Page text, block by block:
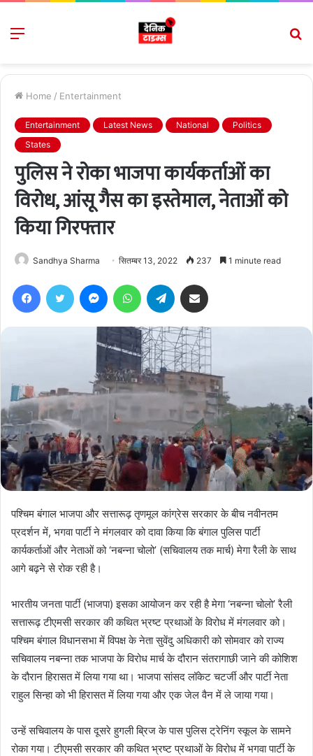
Menu
Home / Entertainment
Entertainment Latest News National
Politics
States
पुलिस ने रोका भाजपा कार्यकर्ताओं का
विरोध, आंसू गैस का इस्तेमाल, नेताओं को
किया गिरफ्तार
Sandhya Sharma सितम्बर 13, 2022 237 1 minute read
FacebookTwitter MessengerWhatsAppTelegram
पश्चिम बंगाल भाजपा और सत्तारूढ़ तृणमूल कांग्रेस सरकार के बीच नवीनतम
प्रदर्शन में, भगवा पार्टी ने मंगलवार को दावा किया कि बंगाल पुलिस पार्टी
कार्यकर्ताओं और नेताओं को ‘नबन्ना चोलो’ (सचिवालय तक मार्च) मेगा रैली के साथ
आगे बढ़ने से रोक रही है।
भारतीय जनता पार्टी (भाजपा) इसका आयोजन कर रही है मेगा ‘नबन्ना चोलो’ रैली
सत्तारूढ़ टीएमसी सरकार की कथित भ्रष्ट प्रथाओं के विरोध में मंगलवार को।
पश्चिम बंगाल विधानसभा में विपक्ष के नेता सुवेंदु अधिकारी को सोमवार को राज्य
सचिवालय नबन्ना तक भाजपा के विरोध मार्च के दौरान संतरागाछी जाने की कोशिश
के दौरान हिरासत में लिया गया था। भाजपा सांसद लॉकेट चटर्जी और पार्टी नेता
राहुल सिन्हा को भी हिरासत में लिया गया और एक जेल वैन में ले जाया गया।
उन्हें सचिवालय के पास दूसरे हुगली ब्रिज के पास पुलिस ट्रेनिंग स्कूल के सामने
रोका गया। टीएमसी सरकार की कथित भ्रष्ट प्रथाओं के विरोध में भगवा पार्टी के